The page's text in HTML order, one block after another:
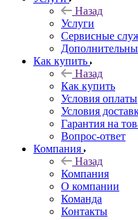
Назад
Услуги
Сервисные
Как купить
Назад
Как купить
Условия оплаты
Условия
Гарантия на
Вопрос-ответ
Компания
Назад
Компания
О компании
Команда
Контакты